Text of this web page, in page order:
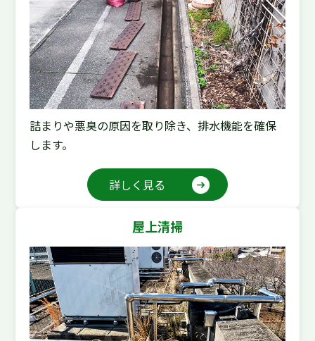
詰まりや悪臭の原因を取り除き、排水機能を確保
します。
詳しく見る
屋上清掃